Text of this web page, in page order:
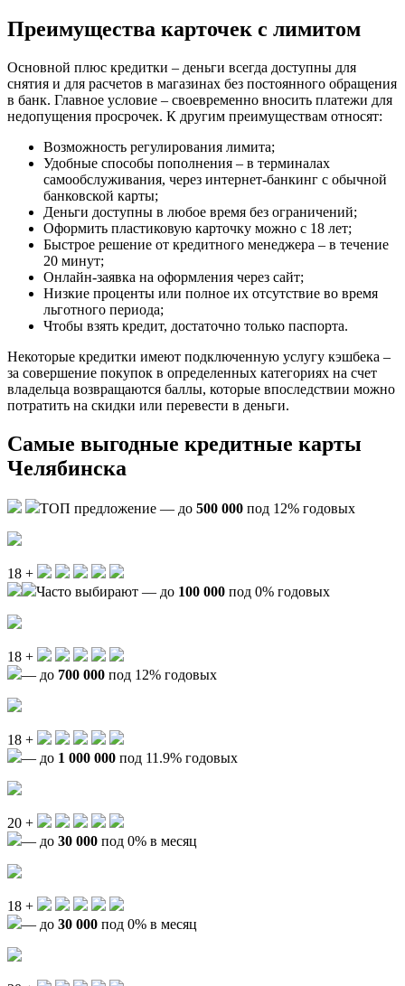
Преимущества карточек с лимитом
Основной плюс кредитки – деньги всегда доступны для
снятия и для расчетов в магазинах без постоянного обращения
в банк. Главное условие – своевременно вносить платежи для
недопущения просрочек. К другим преимуществам относят:
Возможность регулирования лимита;
Удобные способы пополнения – в терминалах
самообслуживания, через интернет-банкинг с обычной
банковской карты;
Деньги доступны в любое время без ограничений;
Оформить пластиковую карточку можно с 18 лет;
Быстрое решение от кредитного менеджера – в течение
20 минут;
Онлайн-заявка на оформления через сайт;
Низкие проценты или полное их отсутствие во время
льготного периода;
Чтобы взять кредит, достаточно только паспорта.
Некоторые кредитки имеют подключенную услугу кэшбека –
за совершение покупок в определенных категориях на счет
владельца возвращаются баллы, которые впоследствии можно
потратить на скидки или перевести в деньги.
Самые выгодные кредитные карты
Челябинска
ТОП предложение — до 500 000 под 12% годовых
18 +
Часто выбирают — до 100 000 под 0% годовых
18 +
— до 700 000 под 12% годовых
18 +
— до 1 000 000 под 11.9% годовых
20 +
— до 30 000 под 0% в месяц
18 +
— до 30 000 под 0% в месяц